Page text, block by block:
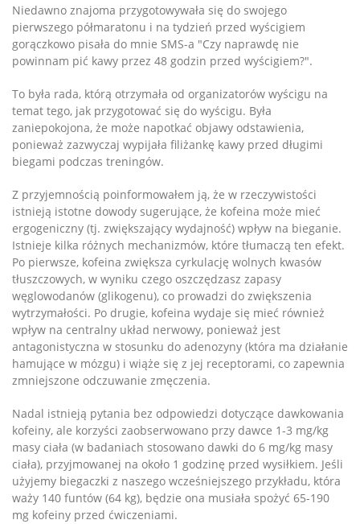
Niedawno znajoma przygotowywała się do swojego
pierwszego półmaratonu i na tydzień przed wyścigiem
gorączkowo pisała do mnie SMS-a "Czy naprawdę nie
powinnam pić kawy przez 48 godzin przed wyścigiem?".
To była rada, którą otrzymała od organizatorów wyścigu na
temat tego, jak przygotować się do wyścigu. Była
zaniepokojona, że może napotkać objawy odstawienia,
ponieważ zazwyczaj wypijała filiżankę kawy przed długimi
biegami podczas treningów.
Z przyjemnością poinformowałem ją, że w rzeczywistości
istnieją istotne dowody sugerujące, że kofeina może mieć
ergogeniczny (tj. zwiększający wydajność) wpływ na bieganie.
Istnieje kilka różnych mechanizmów, które tłumaczą ten efekt.
Po pierwsze, kofeina zwiększa cyrkulację wolnych kwasów
tłuszczowych, w wyniku czego oszczędzasz zapasy
węglowodanów (glikogenu), co prowadzi do zwiększenia
wytrzymałości. Po drugie, kofeina wydaje się mieć również
wpływ na centralny układ nerwowy, ponieważ jest
antagonistyczna w stosunku do adenozyny (która ma działanie
hamujące w mózgu) i wiąże się z jej receptorami, co zapewnia
zmniejszone odczuwanie zmęczenia.
Nadal istnieją pytania bez odpowiedzi dotyczące dawkowania
kofeiny, ale korzyści zaobserwowano przy dawce 1-3 mg/kg
masy ciała (w badaniach stosowano dawki do 6 mg/kg masy
ciała), przyjmowanej na około 1 godzinę przed wysiłkiem. Jeśli
użyjemy biegaczki z naszego wcześniejszego przykładu, która
waży 140 funtów (64 kg), będzie ona musiała spożyć 65-190
mg kofeiny przed ćwiczeniami.